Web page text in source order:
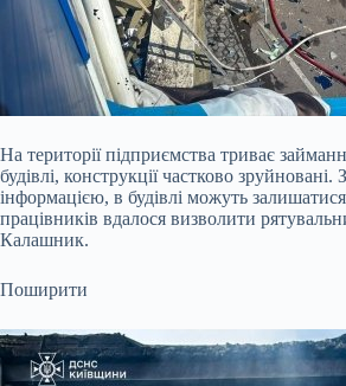
На території підприємства триває
будівлі, конструкції частково
інформацією, в будівлі можуть
працівників вдалося визволити
Калашник.
Поширити